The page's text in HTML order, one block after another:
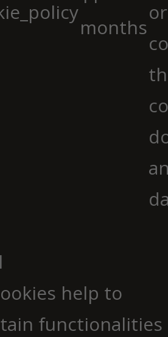
months
help to
functionalities